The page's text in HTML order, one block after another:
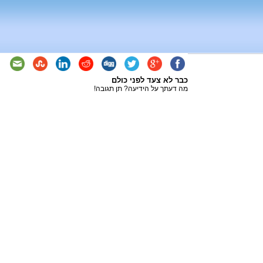
כבר לא צעד לפני כולם
מה דעתך על הידיעה? תן תגובה!